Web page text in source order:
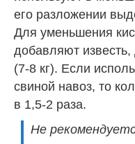
его разложении
Для уменьшения
добавляют
(7-8 кг). Если
свиной навоз, то
в 1,5-2 раза.
Не